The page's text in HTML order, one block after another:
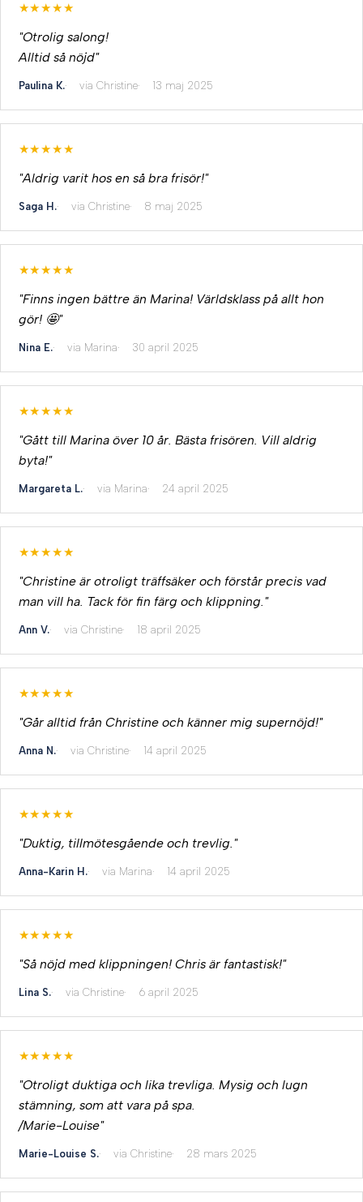
★★★★★
"Otrolig salong!
Alltid så nöjd"
Paulina K. via Christine 13 maj 2025
★★★★★
"Aldrig varit hos en så bra frisör!"
Saga H. via Christine 8 maj 2025
★★★★★
"Finns ingen bättre än Marina! Världsklass på allt hon
gör! 🤩"
Nina E. via Marina 30 april 2025
★★★★★
"Gått till Marina över 10 år. Bästa frisören. Vill aldrig
byta!"
Margareta L. via Marina 24 april 2025
★★★★★
"Christine är otroligt träffsäker och förstår precis vad
man vill ha. Tack för fin färg och klippning."
Ann V. via Christine 18 april 2025
★★★★★
"Går alltid från Christine och känner mig supernöjd!"
Anna N. via Christine 14 april 2025
★★★★★
"Duktig, tillmötesgående och trevlig."
Anna-Karin H. via Marina 14 april 2025
★★★★★
"Så nöjd med klippningen! Chris är fantastisk!"
Lina S. via Christine 6 april 2025
★★★★★
"Otroligt duktiga och lika trevliga. Mysig och lugn
stämning, som att vara på spa.
/Marie-Louise"
Marie-Louise S. via Christine 28 mars 2025